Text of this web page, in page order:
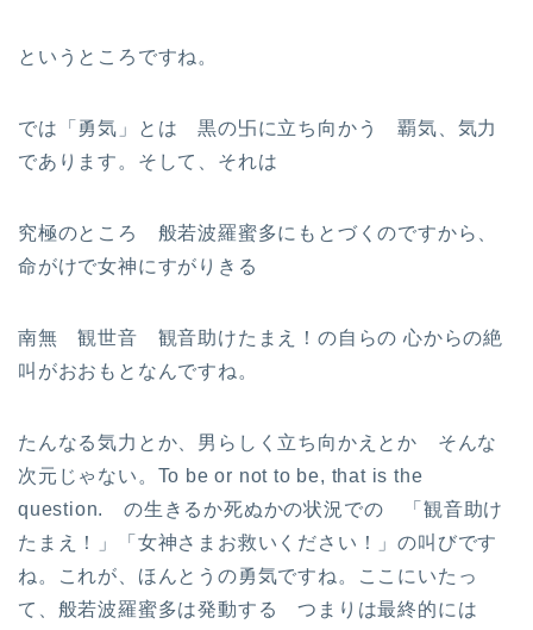
というところですね。
では「勇気」とは 黒の卐に立ち向かう 覇気、気力
であります。そして、それは
究極のところ 般若波羅蜜多にもとづくのですから、
命がけで女神にすがりきる
南無 観世音 観音助けたまえ！の自らの 心からの絶
叫がおおもとなんですね。
たんなる気力とか、男らしく立ち向かえとか そんな
次元じゃない。To be or not to be, that is the
question. の生きるか死ぬかの状況での 「観音助け
たまえ！」「女神さまお救いください！」の叫びです
ね。これが、ほんとうの勇気ですね。ここにいたっ
て、般若波羅蜜多は発動する つまりは最終的には